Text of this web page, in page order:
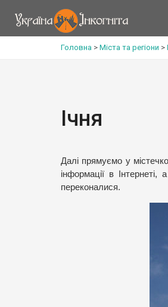
Головна > Міста та регіони >
Ічня
Далі прямуємо у
інформації в
переконалися.